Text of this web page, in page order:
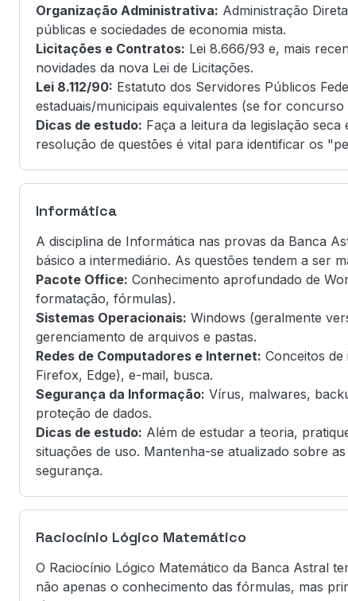
Organização Administrativa: Administração
públicas e sociedades de economia mista.
Licitações e Contratos: Lei 8.666/93 e, mais
novidades da nova Lei de Licitações.
Lei 8.112/90: Estatuto dos Servidores Públicos
estaduais/municipais equivalentes (se for concurso
Dicas de estudo: Faça a leitura da legislação
resolução de questões é vital para identificar os
Informática
A disciplina de Informática nas provas da Banca
básico a intermediário. As questões tendem a ser
Pacote Office: Conhecimento aprofundado de
formatação, fórmulas).
Sistemas Operacionais: Windows (geralmente
gerenciamento de arquivos e pastas.
Redes de Computadores e Internet: Conceitos
Firefox, Edge), e-mail, busca.
Segurança da Informação: Vírus, malwares,
proteção de dados.
Dicas de estudo: Além de estudar a teoria,
situações de uso. Mantenha-se atualizado sobre
segurança.
Raciocínio Lógico Matemático
O Raciocínio Lógico Matemático da Banca Astral
não apenas o conhecimento das fórmulas, mas